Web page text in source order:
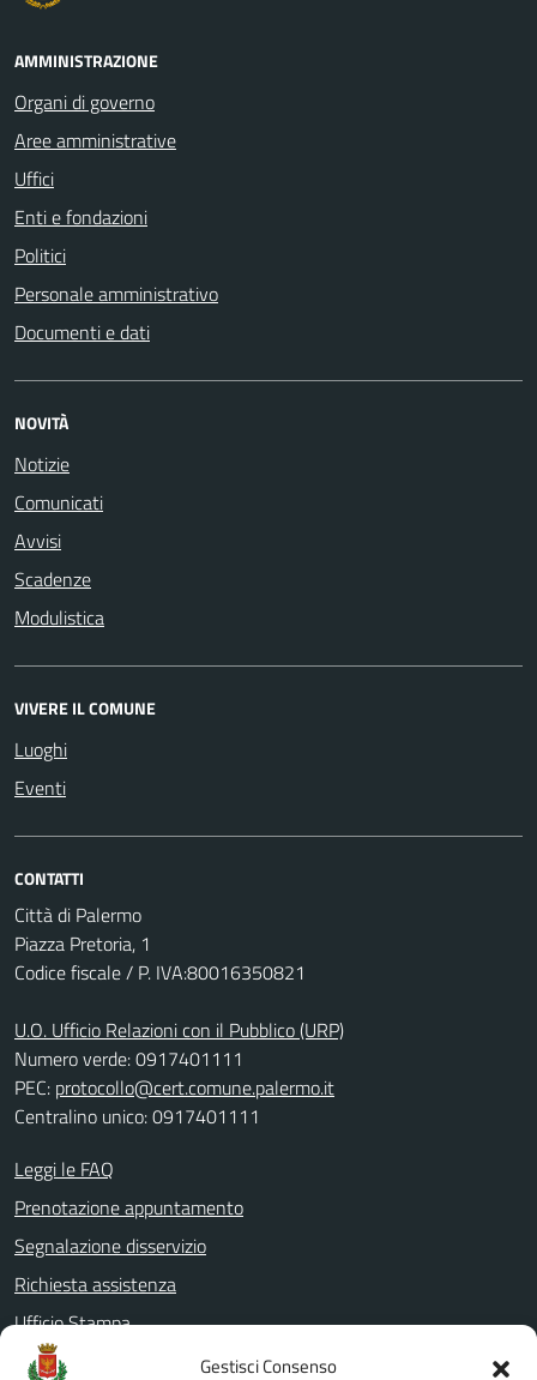
Gestisci Consenso
AMMINISTRAZIONE
Organi di governo
Aree amministrative
Uffici
Enti e fondazioni
Politici
Personale amministrativo
Documenti e dati
NOVITÀ
Notizie
Comunicati
Avvisi
Scadenze
Modulistica
VIVERE IL COMUNE
Luoghi
Eventi
CONTATTI
Città di Palermo
Piazza Pretoria, 1
Codice fiscale / P. IVA:80016350821
U.O. Ufficio Relazioni con il Pubblico (URP)
Numero verde: 0917401111
PEC: protocollo@cert.comune.palermo.it
Centralino unico: 0917401111
Leggi le FAQ
Prenotazione appuntamento
Segnalazione disservizio
Richiesta assistenza
Ufficio Stampa
Amministrazione Trasparente